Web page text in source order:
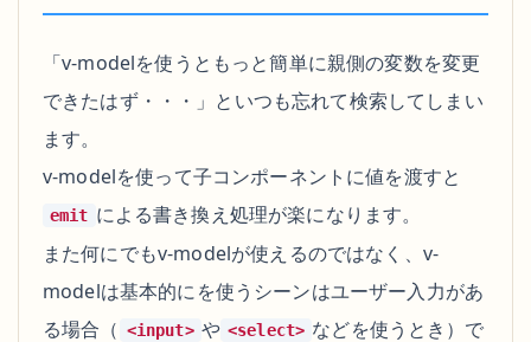
「v-modelを使うともっと簡単に親側の変数を変更
できたはず・・・」といつも忘れて検索してしまい
ます。
v-modelを使って子コンポーネントに値を渡すと
emit による書き換え処理が楽になります。
また何にでもv-modelが使えるのではなく、v-
modelは基本的にを使うシーンはユーザー入力があ
る場合（ <input> や <select> などを使うとき）で